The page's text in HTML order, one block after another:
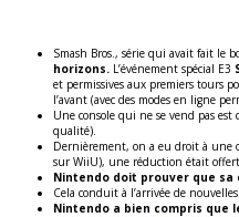
Smash Bros., série qui avait fait le
horizons. L’événement spécial E3
et permissives aux premiers tours
l’avant (avec des modes en ligne
Une console qui ne se vend pas
qualité).
Dernièrement, on a eu droit à une
sur WiiU), une réduction était
Nintendo doit prouver que
Cela conduit à l’arrivée de
Nintendo a bien compris